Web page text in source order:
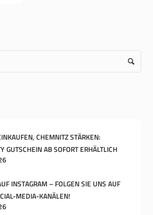
CHEMNITZ STÄRKEN:
GUTSCHEIN AB SOFORT ERHÄLTLICH
INSTAGRAM – FOLGEN SIE UNS AUF
MEDIA-KANÄLEN!